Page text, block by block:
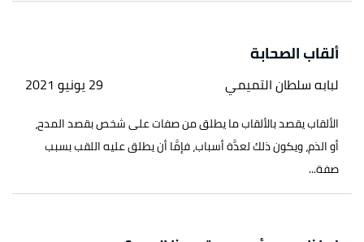
ألقاب الصحابة
لبابه سلطان التميمي 29 يونيو 2021
الألقاب يقصد بالألقاب ما يطلق من صفات على شخص بقصد المدح،
أو الذم، ويكون ذلك لعدَّة أسباب، فإمَّا أن يطلق عليه اللقب بسبب
صفة...